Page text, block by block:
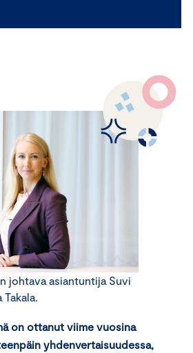
johtava asiantuntija Suvi
on ottanut viime vuosina
yhdenvertaisuudessa,